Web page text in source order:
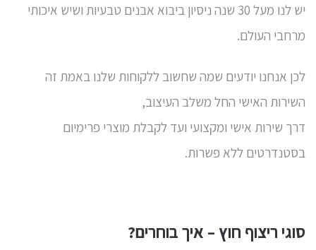
יש לנו מעל 30 שנה ניסיון ביבוא אבנים טבעיות ושיש איכותי
מרחבי העולם.
לכן אנחנו יודעים שמה שחשוב ללקוחות שלנו באמת זה
השירות האישי החל משלב העיצוב,
דרך שירות אישי ומקצועי ועד לקבלת מוצרי פרימיום
בסטנדרטים ללא פשרות.
סוגי ריצוף חוץ – איך בוחרים?